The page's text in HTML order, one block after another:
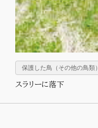
保護した鳥（その他の鳥類）
スラリーに落下